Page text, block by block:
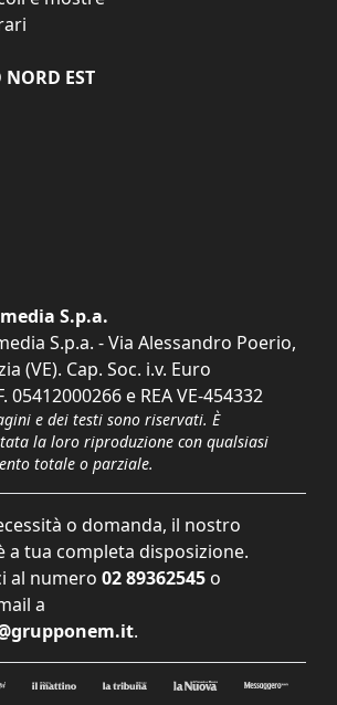
EST
S.p.a.
S.p.a. - Via Alessandro Poerio,
(VE). Cap. Soc. i.v. Euro
05412000266 e REA VE-454332
e dei testi sono riservati. È
la loro riproduzione con qualsiasi
totale o parziale.
o domanda, il nostro
a tua completa disposizione.
al numero 02 89362545 o
a
.